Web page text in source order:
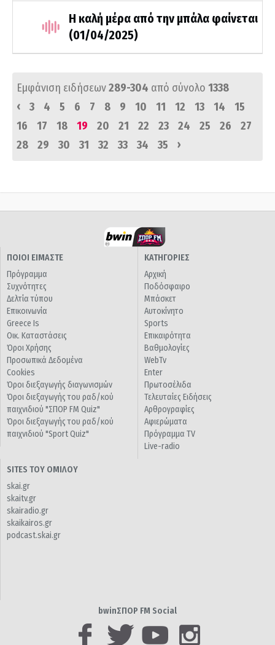
Η καλή μέρα από την μπάλα φαίνεται
(01/04/2025)
Εμφάνιση ειδήσεων289-304 από σύνολο 1338
‹
3 4 5 6 7 8 9 10 11 12 13 14
15
16
17 18 19 20 21 22 23 24 25 26
27
28
29 30 31 32 33 34 35 ›
ΠΟΙΟΙ ΕΙΜΑΣΤΕ
Πρόγραμμα
Συχνότητες
Δελτία τύπου
Επικοινωνία
Greece Is
Οικ. Καταστάσεις
Όροι Χρήσης
Προσωπικά Δεδομένα
Cookies
Όροι διεξαγωγής διαγωνισμών
Όροι διεξαγωγής του ραδ/κού
παιχνιδιού "ΣΠΟΡ FM Quiz"
Όροι διεξαγωγής του ραδ/κού
παιχνιδιού "Sport Quiz"
ΚΑΤΗΓΟΡΙΕΣ
Αρχική
Ποδόσφαιρο
Μπάσκετ
Αυτοκίνητο
Sports
Επικαιρότητα
Βαθμολογίες
WebTv
Enter
Πρωτοσέλιδα
Τελευταίες Ειδήσεις
Αρθρογραφίες
Αφιερώματα
Πρόγραμμα TV
Live-radio
SITES ΤΟΥ ΟΜΙΛΟΥ
skai.gr
skaitv.gr
skairadio.gr
skaikairos.gr
podcast.skai.gr
bwinΣΠΟΡ FM Social